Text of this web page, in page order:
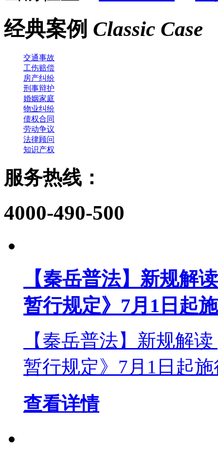
经典案例 Classic Case
交通事故
工伤赔偿
房产纠纷
刑事辩护
婚姻家庭
物业纠纷
债权合同
劳动争议
法律顾问
知识产权
服务热线：
4000-490-500
【秦岳普法】新规解
暂行规定》7月1日起
【秦岳普法】新规解
暂行规定》7月1日起
查看详情